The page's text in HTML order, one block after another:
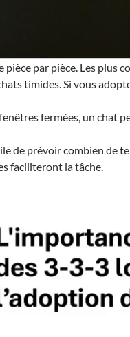
par pièce. Les plus
timides. Si vous
fermées, un chat
prévoir combien de
faciliteront la tâche.